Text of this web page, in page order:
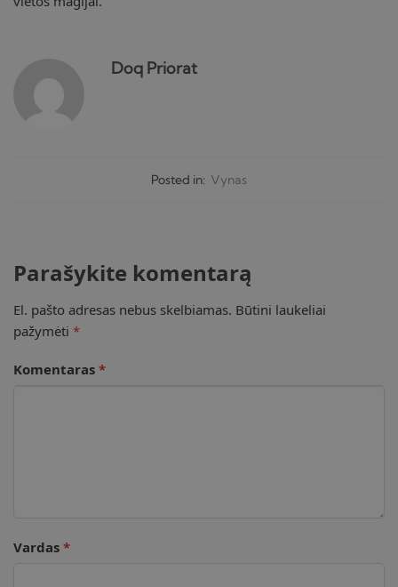
Doq Priorat
Posted in: Vynas
Parašykite komentarą
El. pašto adresas nebus skelbiamas. Būtini laukeliai
pažymėti *
Komentaras *
Vardas *